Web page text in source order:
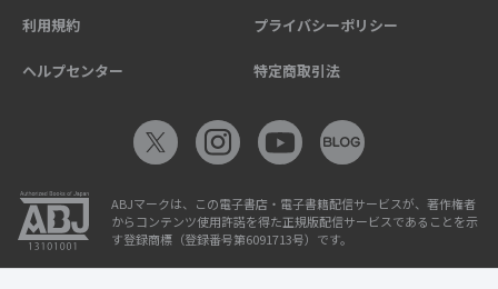
利用規約 プライバシーポリシー
ヘルプセンター 特定商取引法
ABJマークは、この電子書店・電子書籍配信サービスが、著作権者
からコンテンツ使用許諾を得た正規版配信サービスであることを示
す登録商標（登録番号第6091713号）です。